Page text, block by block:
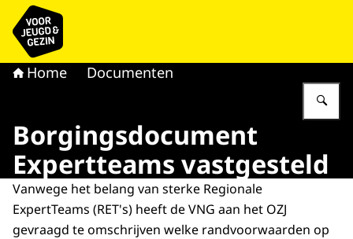
Naar de homepage van voor Jeugd & Gezin
Home Documenten
Borgingsdocument
Expertteams vastgesteld
Vanwege het belang van sterke Regionale
ExpertTeams (RET's) heeft de VNG aan het OZJ
gevraagd te omschrijven welke randvoorwaarden op